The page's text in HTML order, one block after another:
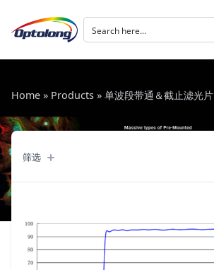
The Logo of Optolong Optics Co., Ltd.
Home » Products » 单波段带通＆截止滤光片
筛选
筛选